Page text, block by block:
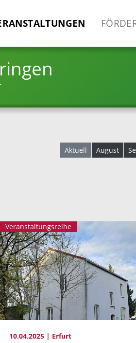
Aktuell August
Veranstaltungsreihe
10.04.2025 | Erfurt